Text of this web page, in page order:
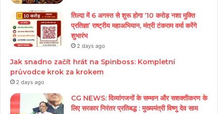
तिल्दा में 6 अगस्त से शुरू होगा ‘10 करोड़ नशा मुक्ति
प्रतिज्ञा’ राष्ट्रीय महाअभियान, मंत्री टंकराम वर्मा करेंगे
शुभारंभ
2 days ago
Jak snadno začít hrát na Spinboss: Kompletní
průvodce krok za krokem
2 days ago
CG NEWS: दिव्यांगजनों के सम्मान और सशक्तीकरण के
लिए सरकार निरंतर प्रतिबद्ध : मुख्यमंत्री विष्णु देव साय